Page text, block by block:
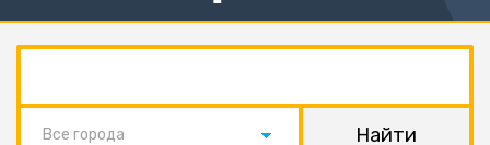
Все города